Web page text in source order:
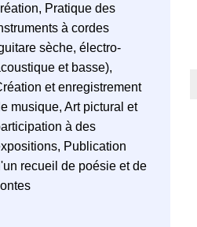
Pratique des
à cordes
sèche, électro-
et basse),
et enregistrement
musique, Art pictural et
à des
Publication
recueil de poésie et de